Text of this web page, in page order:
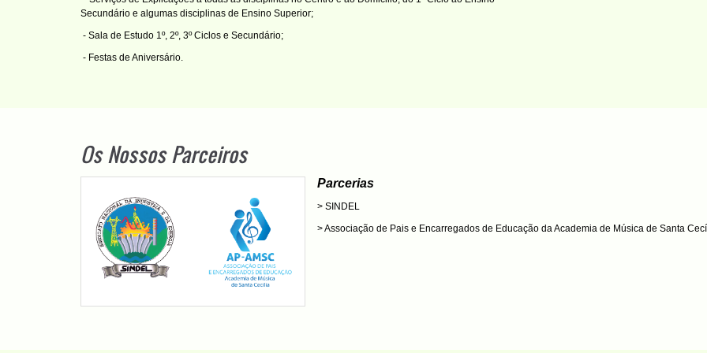
Secundário e algumas disciplinas de Ensino Superior;
- Sala de Estudo 1º, 2º, 3º Ciclos e Secundário;
- Festas de Aniversário.
Os Nossos Parceiros
Parcerias
> SINDEL
> Associação de Pais e Encarregados de Educação da Academia de Música de Santa